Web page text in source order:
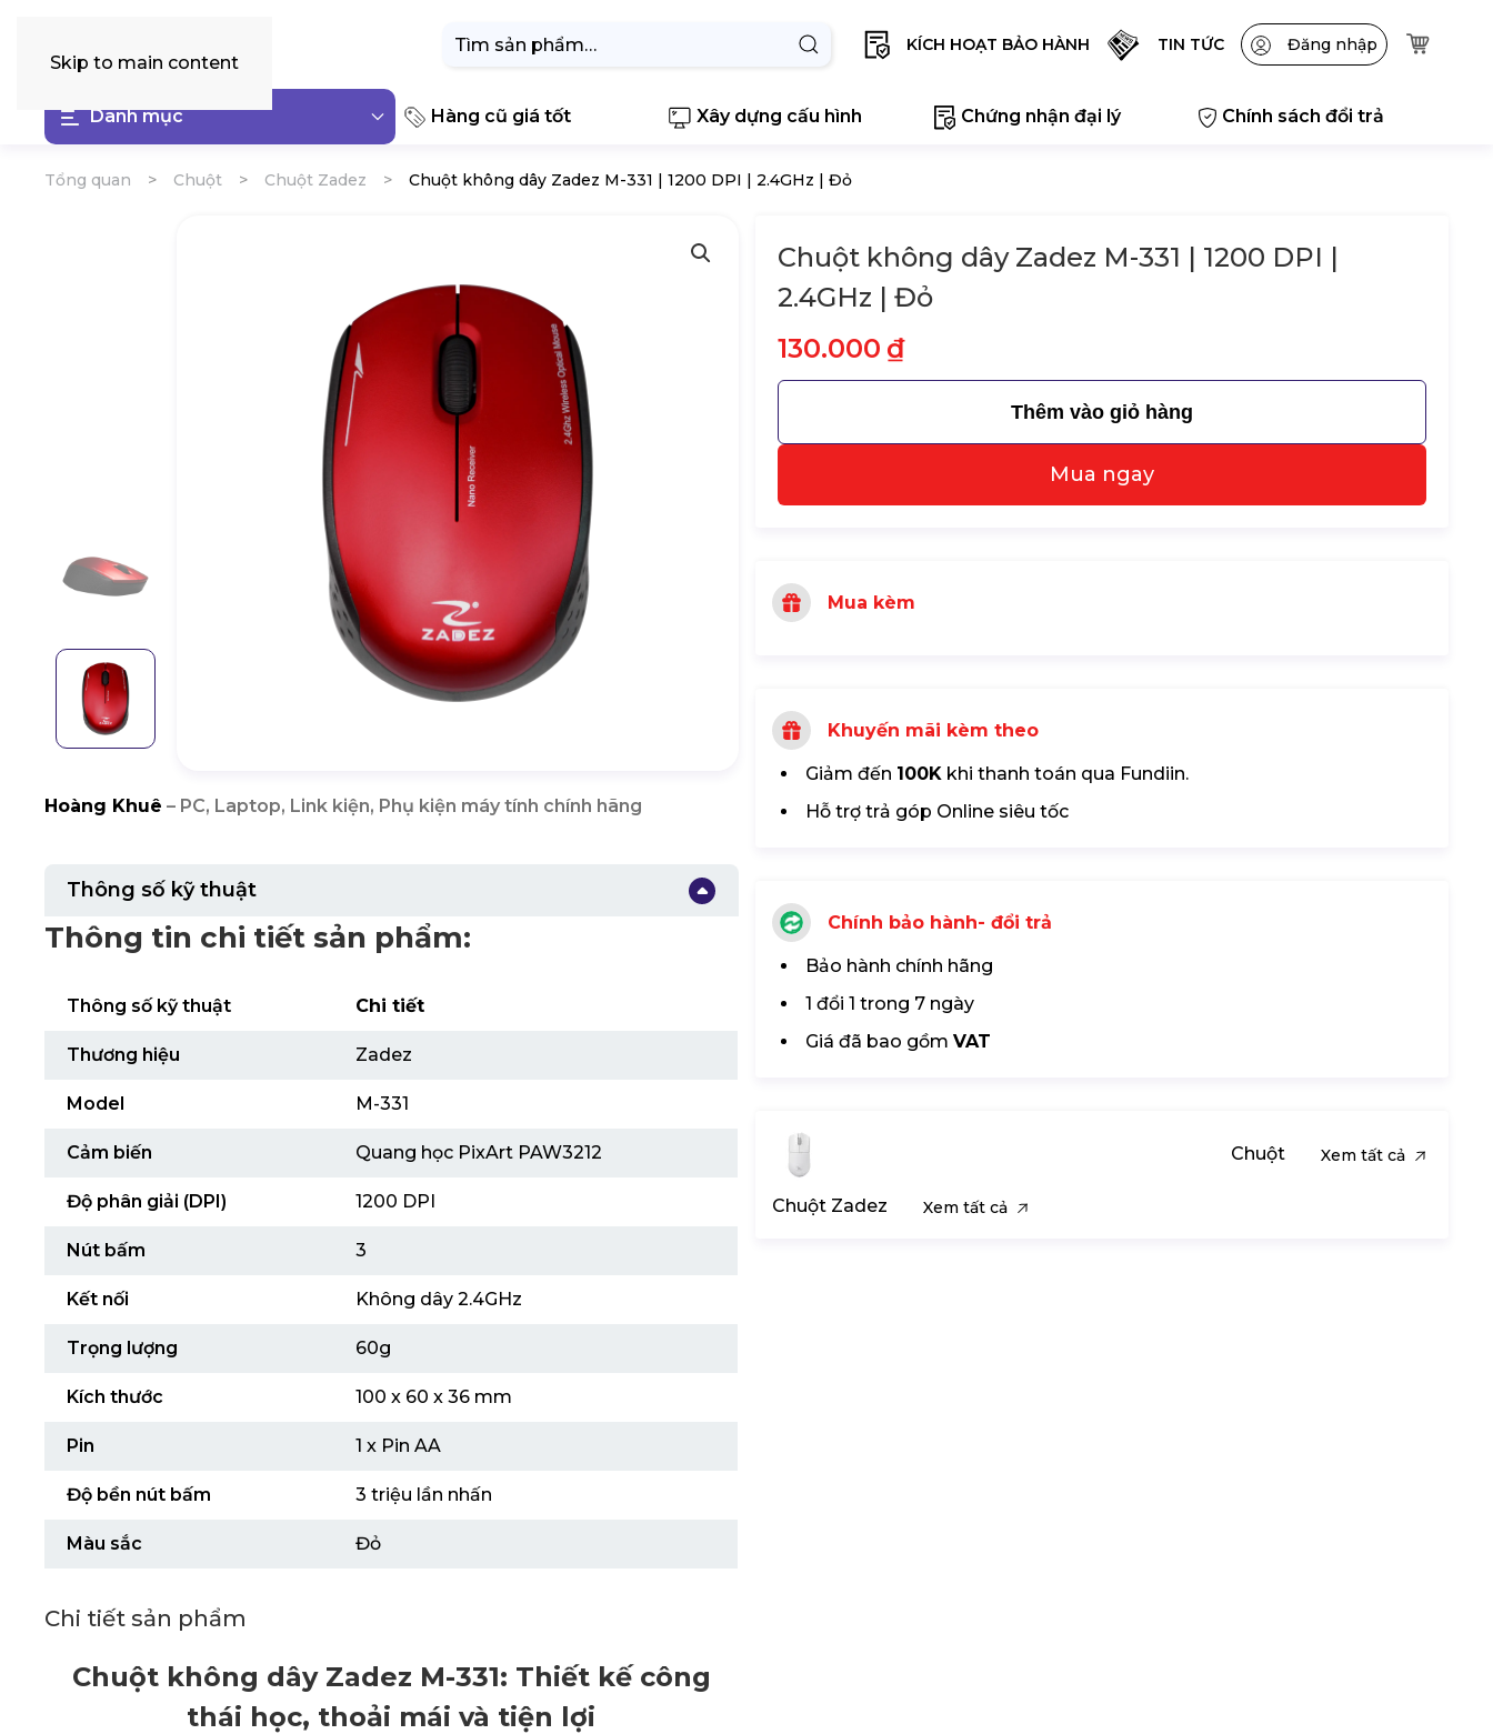
Skip to main content
Tìm
KÍCH HOẠT BẢO HÀNH TIN TỨC Đăng nhập
Danh mục Hàng cũ giá tốt Xây dựng cấu hình Chứng nhận đại lý Chính sách đổi trả
Tổng quan Chuột Chuột Zadez Chuột không dây Zadez M-331 | 1200 DPI | 2.4GHz | Đỏ
Hoàng Khuê – PC, Laptop, Link kiện, Phụ kiện máy tính chính hãng
Thông số kỹ thuật
Thông tin chi tiết sản phẩm:
Thông số kỹ thuật Chi tiết
Thương hiệu Zadez
Model M-331
Cảm biến Quang học PixArt PAW3212
Độ phân giải (DPI) 1200 DPI
Nút bấm 3
Kết nối Không dây 2.4GHz
Trọng lượng 60g
Kích thước 100 x 60 x 36 mm
Pin 1 x Pin AA
Độ bền nút bấm 3 triệu lần nhấn
Màu sắc Đỏ
Chi tiết sản phẩm
Chuột không dây Zadez M-331: Thiết kế công
thái học, thoải mái và tiện lợi
Chuột không dây Zadez M-331 | 1200 DPI |
2.4GHz | Đỏ
130.000 ₫
Thêm vào giỏ hàng
Mua ngay
Mua kèm
Khuyến mãi kèm theo
Giảm đến 100K khi thanh toán qua Fundiin.
Hỗ trợ trả góp Online siêu tốc
Chính bảo hành- đổi trả
Bảo hành chính hãng
1 đổi 1 trong 7 ngày
Giá đã bao gồm VAT
Chuột Xem tất cả
Chuột Zadez Xem tất cả